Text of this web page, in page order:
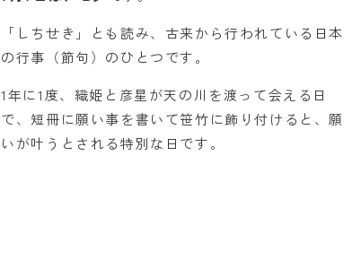
「しちせき」とも読み、古来から行われている日本
の行事（節句）のひとつです。
1年に1度、織姫と彦星が天の川を渡って会える日
で、短冊に願い事を書いて笹竹に飾り付けると、願
いが叶うとされる特別な日です。